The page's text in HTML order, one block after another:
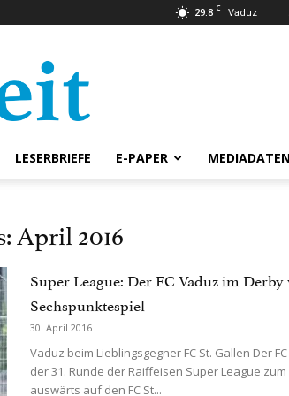
29.8 C Vaduz
LESERBRIEFE E-PAPER MEDIADATEN
April 2016
Super League: Der FC Vaduz im Derby
Sechspunktespiel
30. April 2016
Vaduz beim Lieblingsgegner FC St. Gallen Der
der 31. Runde der Raiffeisen Super League
auswärts auf den FC St...